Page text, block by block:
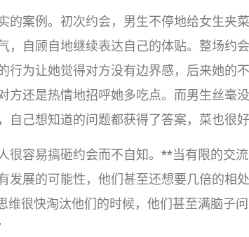
的案例。初次约会，男生不停地给女生夹
，自顾自地继续表达自己的体贴。整场约
行为让她觉得对方没有边界感，后来她的
方还是热情地招呼她多吃点。而男生丝毫
自己想知道的问题都获得了答案，菜也很好
很容易搞砸约会而不自知。**当有限的交
发展的可能性，他们甚至还想要几倍的相
很快淘汰他们的时候，他们甚至满脑子